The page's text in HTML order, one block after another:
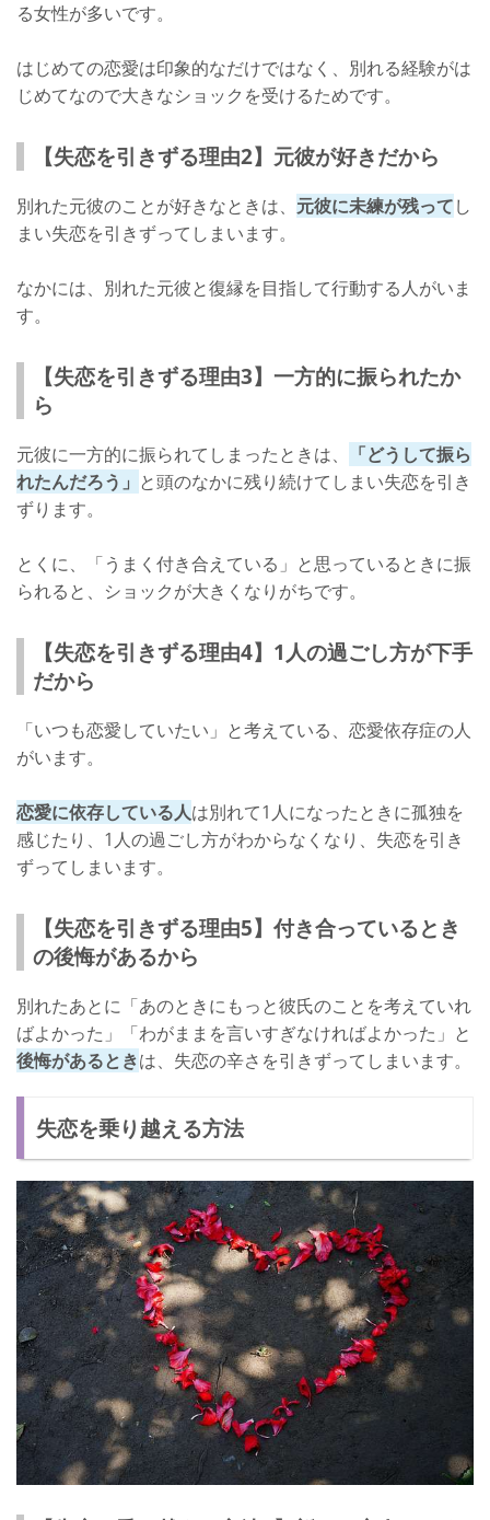
る女性が多いです。
はじめての恋愛は印象的なだけではなく、別れる経験がは
じめてなので大きなショックを受けるためです。
【失恋を引きずる理由2】元彼が好きだから
別れた元彼のことが好きなときは、 元彼に未練が残ってし
まい失恋を引きずってしまいます。
なかには、別れた元彼と復縁を目指して行動する人がいま
す。
【失恋を引きずる理由3】一方的に振られたか
ら
元彼に一方的に振られてしまったときは、
「どうして振ら
れたんだろう」 と頭のなかに残り続けてしまい失恋を引き
ずります。
とくに、「うまく付き合えている」と思っているときに振
られると、ショックが大きくなりがちです。
【失恋を引きずる理由4】1人の過ごし方が下手
だから
「いつも恋愛していたい」と考えている、恋愛依存症の人
がいます。
恋愛に依存している人は別れて1人になったときに孤独を
感じたり、1人の過ごし方がわからなくなり、失恋を引き
ずってしまいます。
【失恋を引きずる理由5】付き合っているとき
の後悔があるから
別れたあとに「あのときにもっと彼氏のことを考えていれ
ばよかった」「わがままを言いすぎなければよかった」と
後悔があるときは、失恋の辛さを引きずってしまいます。
失恋を乗り越える方法